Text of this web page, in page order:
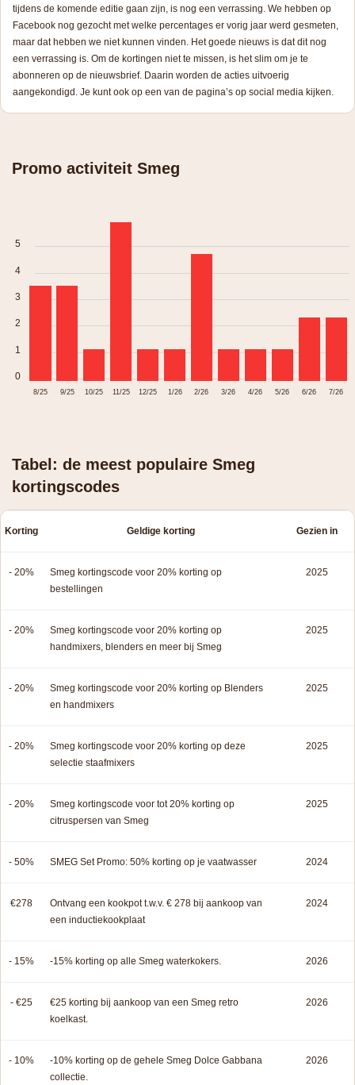
tijdens de komende editie gaan zijn, is nog een verrassing. We hebben op
Facebook nog gezocht met welke percentages er vorig jaar werd gesmeten,
maar dat hebben we niet kunnen vinden. Het goede nieuws is dat dit nog
een verrassing is. Om de kortingen niet te missen, is het slim om je te
abonneren op de nieuwsbrief. Daarin worden de acties uitvoerig
aangekondigd. Je kunt ook op een van de pagina’s op social media kijken.
Promo activiteit Smeg
5
4
3
2
1
0
8/25 9/25 10/25 11/25 12/25 1/26 2/26 3/26 4/26 5/26 6/26 7/26
Tabel: de meest populaire Smeg
kortingscodes
Korting Geldige korting Gezien in
- 20%
Smeg kortingscode voor 20% korting op
bestellingen
2025
- 20%
Smeg kortingscode voor 20% korting op
handmixers, blenders en meer bij Smeg
2025
- 20%
Smeg kortingscode voor 20% korting op Blenders
en handmixers
2025
- 20%
Smeg kortingscode voor 20% korting op deze
selectie staafmixers
2025
- 20%
Smeg kortingscode voor tot 20% korting op
citruspersen van Smeg
2025
- 50% SMEG Set Promo: 50% korting op je vaatwasser 2024
€278
Ontvang een kookpot t.w.v. € 278 bij aankoop van
een inductiekookplaat
2024
- 15% -15% korting op alle Smeg waterkokers. 2026
- €25
€25 korting bij aankoop van een Smeg retro
koelkast.
2026
- 10%
-10% korting op de gehele Smeg Dolce Gabbana
collectie.
2026